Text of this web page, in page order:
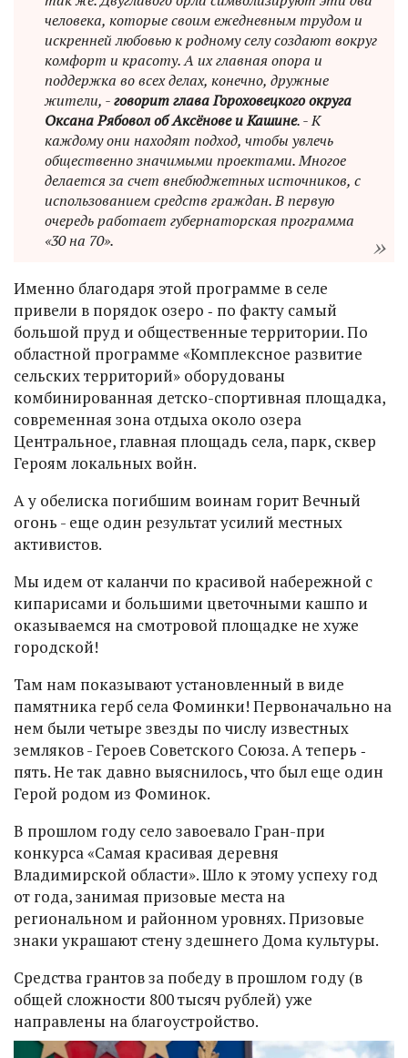
человека, которые своим ежедневным трудом и
искренней любовью к родному селу создают вокруг
комфорт и красоту. А их главная опора и
поддержка во всех делах, конечно, дружные
жители, -говорит глава Гороховецкого округа
Оксана Рябовол об Аксёнове и Кашине. - К
каждому они находят подход, чтобы увлечь
общественно значимыми проектами. Многое
делается за счет внебюджетных источников, с
использованием средств граждан. В первую
очередь работает губернаторская программа
«30 на 70».
Именно благодаря этой программе в селе
привели в порядок озеро ‑ по факту самый
большой пруд и общественные территории. По
областной программе «Комплексное развитие
сельских территорий» оборудованы
комбинированная детско-спортивная площадка,
современная зона отдыха около озера
Центральное, главная площадь села, парк, сквер
Героям локальных войн.
А у обелиска погибшим воинам горит Вечный
огонь - еще один результат усилий местных
активистов.
Мы идем от каланчи по красивой набережной с
кипарисами и большими цветочными кашпо и
оказываемся на смотровой площадке не хуже
городской!
Там нам показывают установленный в виде
памятника герб села Фоминки! Первоначально на
нем были четыре звезды по числу известных
земляков - Героев Советского Союза. А теперь ‑
пять. Не так давно выяснилось, что был еще один
Герой родом из Фоминок.
В прошлом году село завоевало Гран-при
конкурса «Самая красивая деревня
Владимирской области». Шло к этому успеху год
от года, занимая призовые места на
региональном и районном уровнях. Призовые
знаки украшают стену здешнего Дома культуры.
Средства грантов за победу в прошлом году (в
общей сложности 800 тысяч рублей) уже
направлены на благоустройство.